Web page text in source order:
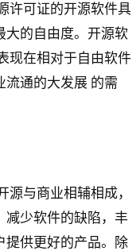
许可证的开源软件具
大的自由度。开源软
现在相对于自由软件
流通的大发展 的需
源与商业相辅相成，
减少软件的缺陷，丰
提供更好的产品。除